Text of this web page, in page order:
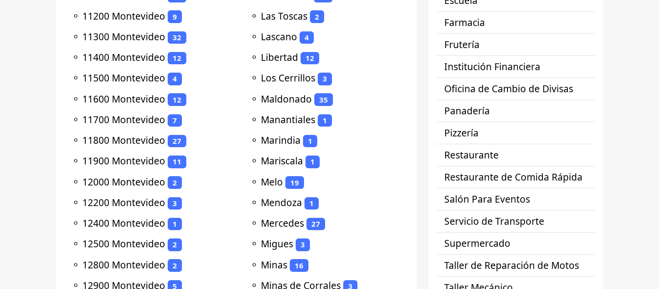
⚬ 11200 Montevideo 9
⚬ 11300 Montevideo 32
⚬ 11400 Montevideo 12
⚬ 11500 Montevideo 4
⚬ 11600 Montevideo 12
⚬ 11700 Montevideo 7
⚬ 11800 Montevideo 27
⚬ 11900 Montevideo 11
⚬ 12000 Montevideo 2
⚬ 12200 Montevideo 3
⚬ 12400 Montevideo 1
⚬ 12500 Montevideo 2
⚬ 12800 Montevideo 2
⚬ 12900 Montevideo 5
⚬ Las Toscas 2
⚬ Lascano 4
⚬ Libertad 12
⚬ Los Cerrillos 3
⚬ Maldonado 35
⚬ Manantiales 1
⚬ Marindia 1
⚬ Mariscala 1
⚬ Melo 19
⚬ Mendoza 1
⚬ Mercedes 27
⚬ Migues 3
⚬ Minas 16
⚬ Minas de Corrales 3
Farmacia
Frutería
Institución Financiera
Oficina de Cambio de Divisas
Panadería
Pizzería
Restaurante
Restaurante de Comida Rápida
Salón Para Eventos
Servicio de Transporte
Supermercado
Taller de Reparación de Motos